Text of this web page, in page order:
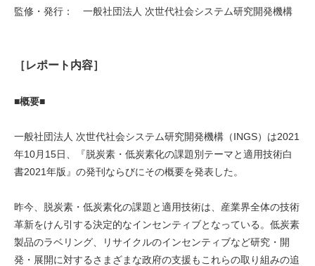
監修・発行： 一般社団法人 次世代社会システム研究開発機構
［レポート内容］
■概要■
一般社団法人 次世代社会システム研究開発機構（INGS）は2021
年10月15日、『脱炭素・低炭素化の課題別テーマと適用技術白
書2021年版』の発刊ならびにその概要を発表した。
昨今、脱炭素・低炭素化の課題と適用技術は、産業界全体の技術
革新をけん引する決定的なインセンティブとなっている。低炭素
製品のラベリング、リサイクルのインセンティブなど研究・開
発・展開に対するさまざまな政府の支援もこれらの取り組みの追